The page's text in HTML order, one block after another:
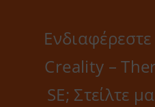
Creality –
SE; Στείλτε